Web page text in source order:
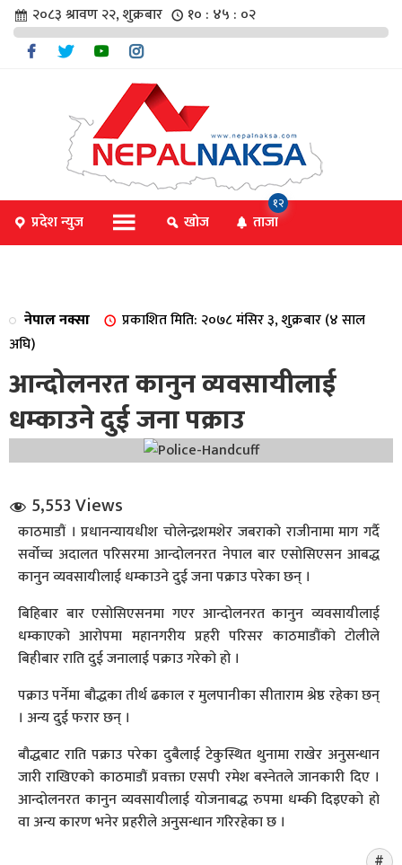
संवाद
२०८३ श्रावण २२, शुक्रबार १० : ४५ : ०३
प्रदेश न्युज खोज ताजा
१२
नेपाल नक्सा
प्रकाशित मिति: २०७८ मंसिर ३, शुक्रबार (४ साल
अघि)
आन्दोलनरत कानुन व्यवसायीलाई
धम्काउने दुई जना पक्राउ
5,553 Views
काठमाडौं । प्रधानन्यायधीश चाेलेन्द्रशमशेर जबराको राजीनामा माग गर्दै
सर्वोच्च अदालत परिसरमा आन्दोलनरत नेपाल बार एसाेसिएसन आबद्ध
कानुन व्यवसायीलाई धम्काउने दुई जना पक्राउ परेका छन् ।
बिहिबार बार एसाेसिएसनमा गएर आन्दोलनरत कानुन व्यवसायीलाई
धम्काएको आरोपमा महानगरीय प्रहरी परिसर काठमाडौंको टोलीले
बिहीबार राति दुई जनालाई पक्राउ गरेको हो ।
पक्राउ पर्नेमा बौद्धका तीर्थ ढकाल र मुलपानीका सीताराम श्रेष्ठ रहेका छन्
। अन्य दुई फरार छन् ।
बौद्धबाट राति पक्राउ परेका दुबैलाई टेकुस्थित थुनामा राखेर अनुसन्धान
जारी राखिएको काठमाडौं प्रवक्ता एसपी रमेश बस्नेतले जानकारी दिए ।
आन्दोलनरत कानुन व्यवसायीलाई योजनाबद्ध रुपमा धम्की दिइएकाे हाे
वा अन्य कारण भनेर प्रहरीले अनुसन्धान गरिरहेका छ ।